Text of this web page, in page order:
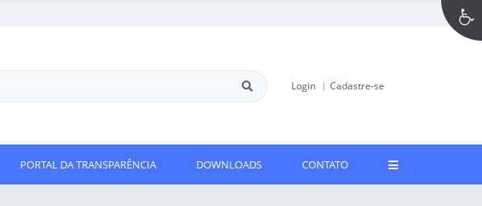
Login Cadastre-se
PORTAL DA TRANSPARÊNCIA DOWNLOADS CONTATO